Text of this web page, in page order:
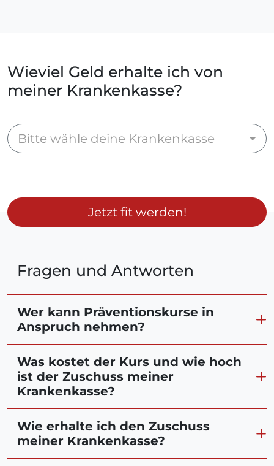
Wieviel Geld erhalte ich von
meiner Krankenkasse?
Bitte wähle deine Krankenkasse
Jetzt fit werden!
Fragen und Antworten
Wer kann Präventionskurse in
Anspruch nehmen?
Was kostet der Kurs und wie hoch
ist der Zuschuss meiner
Krankenkasse?
Wie erhalte ich den Zuschuss
meiner Krankenkasse?